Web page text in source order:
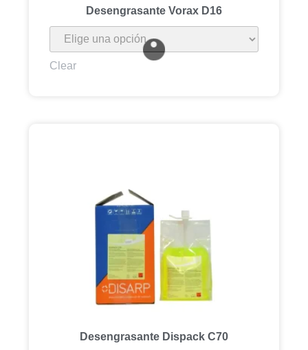
Desengrasante Vorax D16
Clear
Desengrasante Dispack C70